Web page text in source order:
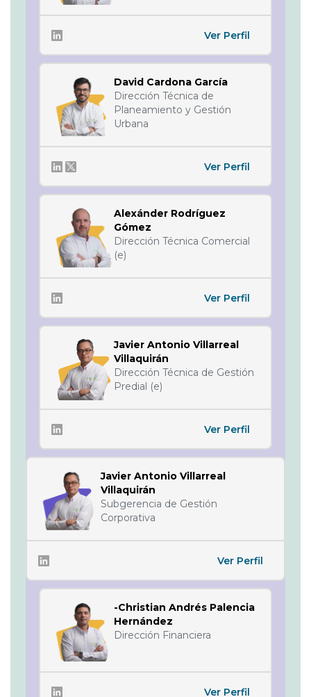
Ver Perfil
David Cardona García
Dirección Técnica de
Planeamiento y Gestión
Urbana
Ver Perfil
Alexánder Rodríguez
Gómez
Dirección Técnica Comercial
(e)
Ver Perfil
Javier Antonio Villarreal
Villaquirán
Dirección Técnica de Gestión
Predial (e)
Ver Perfil
Javier Antonio Villarreal
Villaquirán
Subgerencia de Gestión
Corporativa
Ver Perfil
-Christian Andrés Palencia
Hernández
Dirección Financiera
Ver Perfil